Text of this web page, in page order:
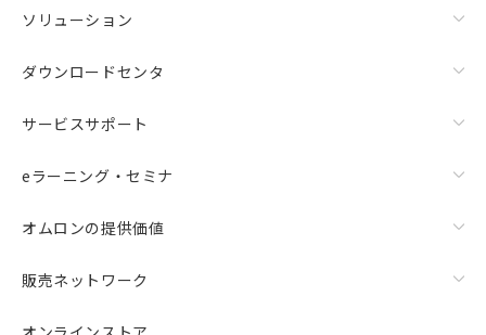
ソリューション
ダウンロードセンタ
サービスサポート
eラーニング・セミナ
オムロンの提供価値
販売ネットワーク